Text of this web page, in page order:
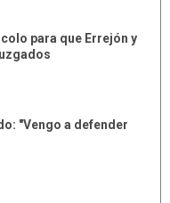
para que Errejón y
"Vengo a defender